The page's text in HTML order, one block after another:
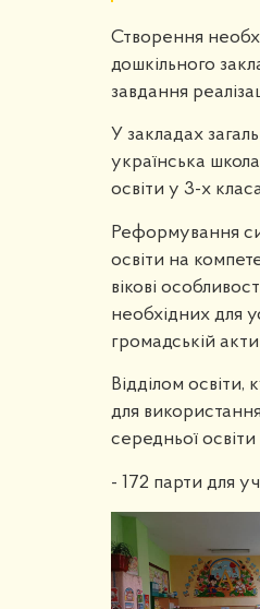
Створення
дошкільного
завдання
У закладах
українська
освіти у 3-х
Реформування
освіти на
вікові
необхідних для
громадській
Відділом освіти,
для
середньої
- 172 парти для